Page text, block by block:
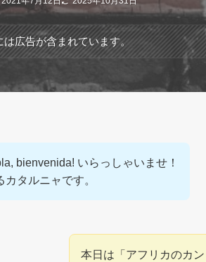
は広告が含まれています。
bienvenida! いらっしゃいませ！
カタルニャです。
本日は「アフリカのカ